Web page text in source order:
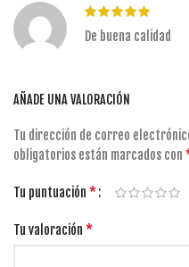
De buena calidad
AÑADE UNA VALORACIÓN
Tu dirección de correo
obligatorios están marcados con
Tu puntuación *
Tu valoración *